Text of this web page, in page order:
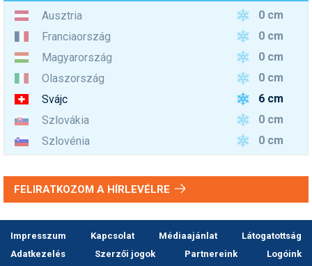
Ausztria
0 cm
Franciaország
0 cm
Magyarország
0 cm
Olaszország
0 cm
Svájc
6 cm
Szlovákia
0 cm
Szlovénia
0 cm
FELIRATKOZOM A HÍRLEVÉLRE
Impresszum Kapcsolat Médiaajánlat
Látogatottság
Adatkezelés
Szerzői jogok Partnereink
Logóink